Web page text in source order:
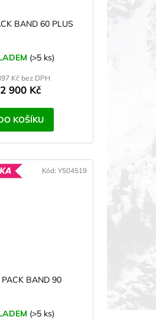
BAND 60 PLUS
(>5 ks)
Kč bez DPH
2 900 Kč
KOŠÍKU
PACK BAND 90
(>5 ks)
Kód: Y504519